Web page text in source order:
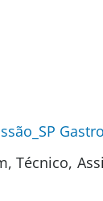
Técnico,